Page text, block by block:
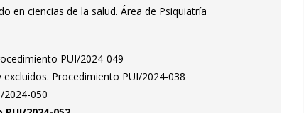
en ciencias de la salud. Área de Psiquiatría
PUI/2024-049
Procedimiento PUI/2024-038
2024-050